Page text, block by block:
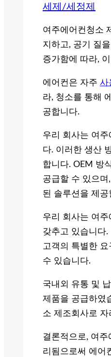
세제/세정제
여주에어컨청소
지하고, 공기 질
증가함에 따라,
에어컨은 자주 사
라, 청소를 통해
공합니다.
우리 회사는 여
다. 이러한 생산
합니다. OEM 방
공급할 수 있으
된 솔루션을 제
우리 회사는 여
갖추고 있습니다
고객의 특별한
수 있습니다.
국내외 유통 및
제품을 공급하였
소 제조회사로
결론적으로, 여
리됨으로써 에어